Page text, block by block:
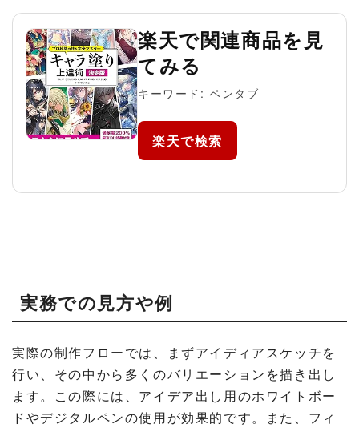
楽天で関連商品を見
てみる
キーワード: ペンタブ
楽天で検索
実務での見方や例
実際の制作フローでは、まずアイディアスケッチを
行い、その中から多くのバリエーションを描き出し
ます。この際には、アイデア出し用のホワイトボー
ドやデジタルペンの使用が効果的です。また、フィ